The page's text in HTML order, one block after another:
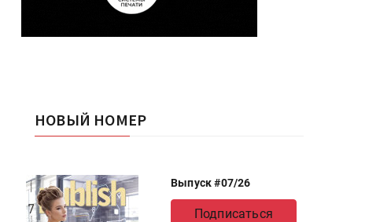
НОВЫЙ НОМЕР
Выпуск #07/26
Подписаться